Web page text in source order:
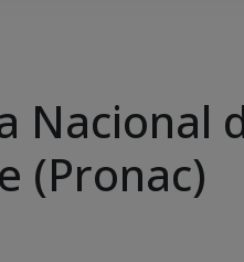
Nacional
(Pronac)